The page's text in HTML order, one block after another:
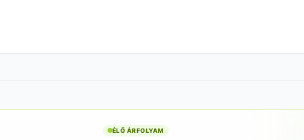
ÉLŐ ÁRFOLYAM